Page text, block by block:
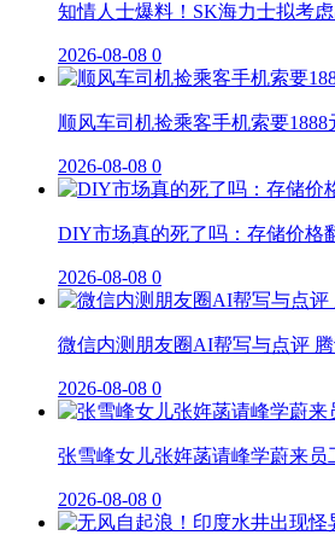
知情人士爆料！SK海力士拟考
2026-08-08 0
顺风车司机捡乘客手机索要
2026-08-08 0
DIY市场真的死了吗：存储价格
2026-08-08 0
微信内测朋友圈AI帮写与点评
2026-08-08 0
张雪峰女儿张姩菡请峰学蔚来
2026-08-08 0